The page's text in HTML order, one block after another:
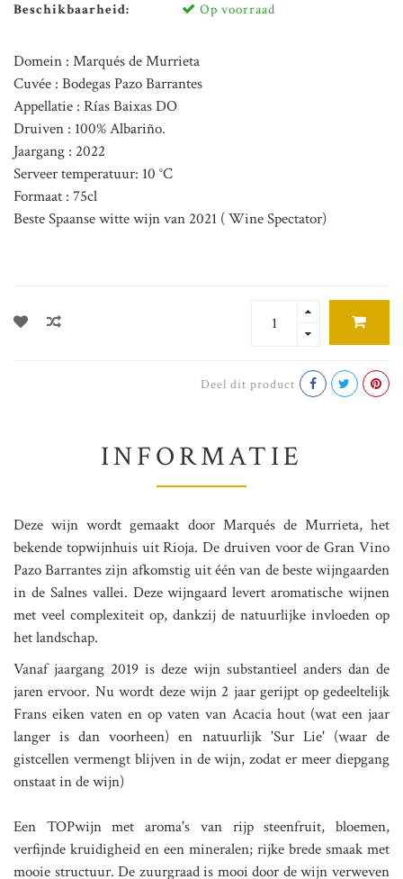
Beschikbaarheid: Op voorraad
Domein : Marqués de Murrieta
Cuvée : Bodegas Pazo Barrantes
Appellatie : Rías Baixas DO
Druiven : 100% Albariño.
Jaargang : 2022
Serveer temperatuur: 10 °C
Formaat : 75cl
Beste Spaanse witte wijn van 2021 ( Wine Spectator)
Deel dit product
INFORMATIE
Deze wijn wordt gemaakt door Marqués de Murrieta, het
bekende topwijnhuis uit Rioja. De druiven voor de Gran Vino
Pazo Barrantes zijn afkomstig uit één van de beste wijngaarden
in de Salnes vallei. Deze wijngaard levert aromatische wijnen
met veel complexiteit op, dankzij de natuurlijke invloeden op
het landschap.
Vanaf jaargang 2019 is deze wijn substantieel anders dan de
jaren ervoor. Nu wordt deze wijn 2 jaar gerijpt op gedeeltelijk
Frans eiken vaten en op vaten van Acacia hout (wat een jaar
langer is dan voorheen) en natuurlijk 'Sur Lie' (waar de
gistcellen vermengt blijven in de wijn, zodat er meer diepgang
onstaat in de wijn)
Een TOPwijn met aroma's van rijp steenfruit, bloemen,
verfijnde kruidigheid en een mineralen; rijke brede smaak met
mooie structuur. De zuurgraad is mooi door de wijn verweven